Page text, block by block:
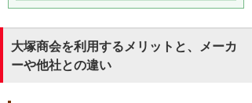
大塚商会を利用するメリットと、メーカ
ーや他社との違い